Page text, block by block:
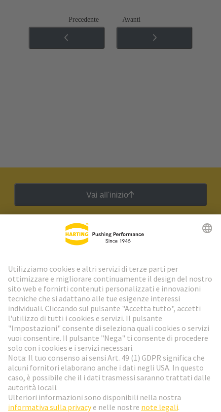
Precedente Avanti
Vai all'inizio
Newsletter HARTING
Vai al registrazione
Social Media
Italia Italiano